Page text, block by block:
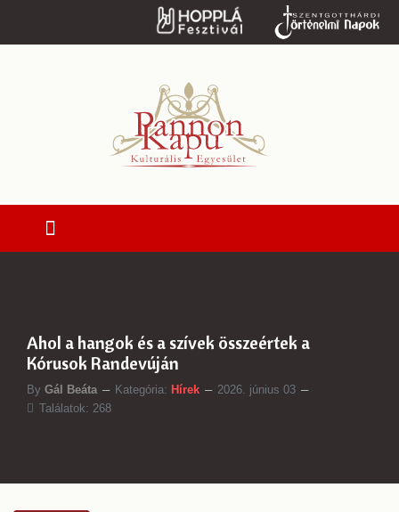
Ahol a hangok és a szívek összeértek a
Kórusok Randevúján
By Gál Beáta Kategória: Hírek
2026. június 03
Találatok: 268